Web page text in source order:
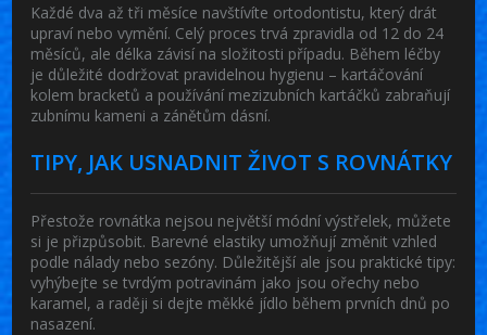
Každé dva až tři měsíce navštívíte ortodontistu, který drát
upraví nebo vymění. Celý proces trvá zpravidla od 12 do 24
měsíců, ale délka závisí na složitosti případu. Během léčby
je důležité dodržovat pravidelnou hygienu – kartáčování
kolem bracketů a používání mezizubních kartáčků zabraňují
zubnímu kameni a zánětům dásní.
TIPY, JAK USNADNIT ŽIVOT S ROVNÁTKY
Přestože rovnátka nejsou největší módní výstřelek, můžete
si je přizpůsobit. Barevné elastiky umožňují změnit vzhled
podle nálady nebo sezóny. Důležitější ale jsou praktické tipy:
vyhýbejte se tvrdým potravinám jako jsou ořechy nebo
karamel, a raději si dejte měkké jídlo během prvních dnů po
nasazení.